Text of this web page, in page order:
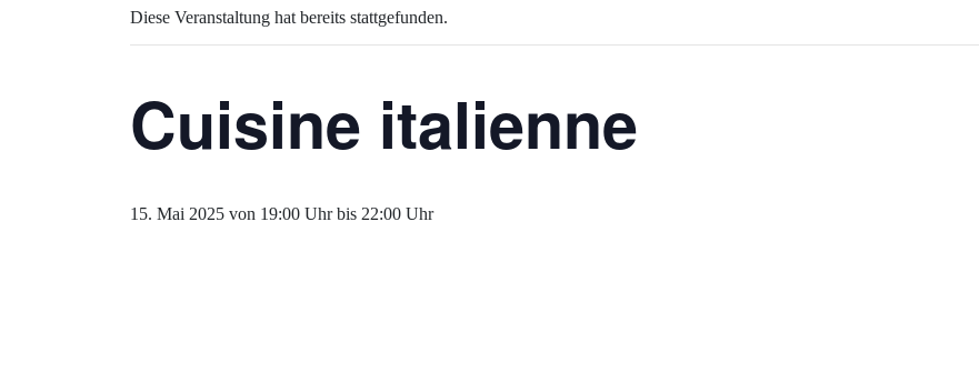
Diese Veranstaltung hat bereits stattgefunden.
Cuisine italienne
15. Mai 2025 von 19:00 Uhrbis 22:00 Uhr